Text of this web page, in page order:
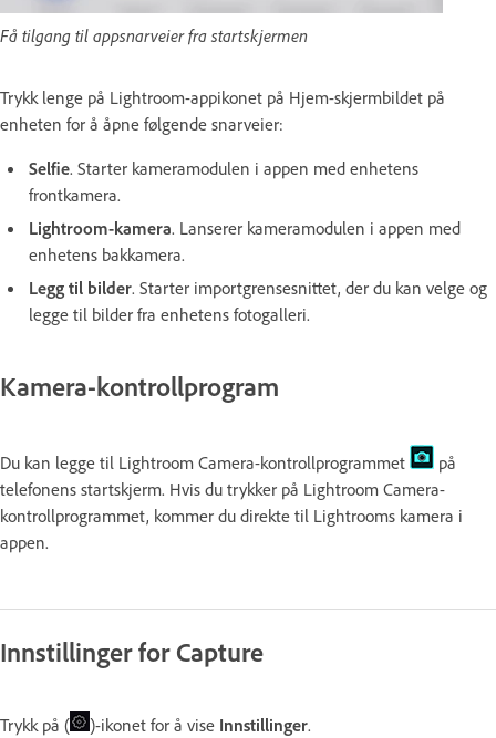
Få tilgang til appsnarveier fra startskjermen
Trykk lenge på Lightroom-appikonet på Hjem-skjermbildet på
enheten for å åpne følgende snarveier:
Selfie. Starter kameramodulen i appen med enhetens
frontkamera.
Lightroom-kamera. Lanserer kameramodulen i appen med
enhetens bakkamera.
Legg til bilder. Starter importgrensesnittet, der du kan velge og
legge til bilder fra enhetens fotogalleri.
Kamera-kontrollprogram
Du kan legge til Lightroom Camera-kontrollprogrammet
på
telefonens startskjerm. Hvis du trykker på Lightroom Camera-
kontrollprogrammet, kommer du direkte til Lightrooms kamera i
appen.
Innstillinger for Capture
Trykk på ( )-ikonet for å vise Innstillinger.